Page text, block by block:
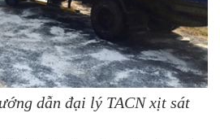
dẫn đại lý TACN xịt sát